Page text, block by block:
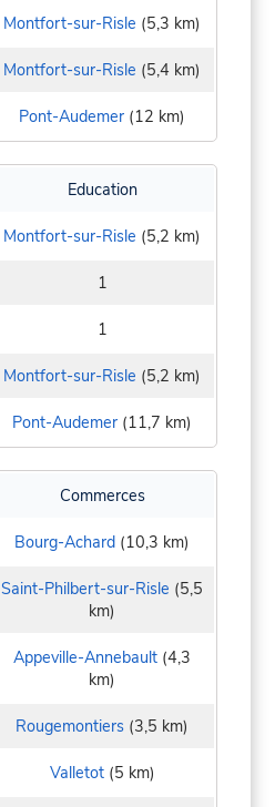
Montfort-sur-Risle (5,3 km)
Montfort-sur-Risle (5,4 km)
Pont-Audemer (12 km)
Education
Montfort-sur-Risle (5,2 km)
1
1
Montfort-sur-Risle (5,2 km)
Pont-Audemer (11,7 km)
Commerces
Bourg-Achard (10,3 km)
Saint-Philbert-sur-Risle (5,5
km)
Appeville-Annebault (4,3
km)
Rougemontiers (3,5 km)
Valletot(5 km)